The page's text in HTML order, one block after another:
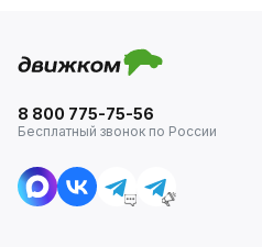
8 800 775-75-56
Бесплатный звонок по России